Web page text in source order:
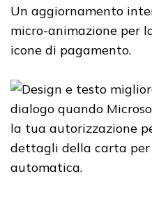
Un aggiornamento
micro-animazione per
icone di pagamento.